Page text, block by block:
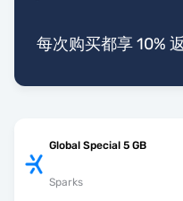
每次购买都享 10%
Global Special 5 GB
Sparks